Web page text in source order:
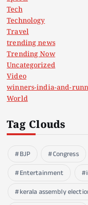
Tech
Technology
Travel
trending news
Trending Now
Uncategorized
Video
winners-india-and-
World
Tag Clouds
BJP Congress
Entertainment
kerala assembly